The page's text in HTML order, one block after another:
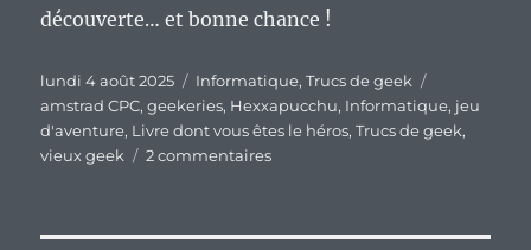
découverte… et bonne chance !
Publié
le
lundi 4 août 2025 Catégories
Informatique,Trucs de geek
amstrad CPC,geekeries, Hexxapucchu, Informatique, jeu
d'aventure, Livre dont vous êtes le héros,Trucs de geek,
vieux geek
2 commentairessur